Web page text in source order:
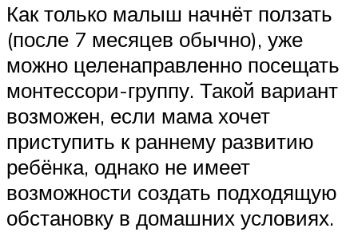
Как только малыш начнёт ползать
(после 7 месяцев обычно), уже
можно целенаправленно посещать
монтессори-группу. Такой вариант
возможен, если мама хочет
приступить к раннему развитию
ребёнка, однако не имеет
возможности создать подходящую
обстановку в домашних условиях.